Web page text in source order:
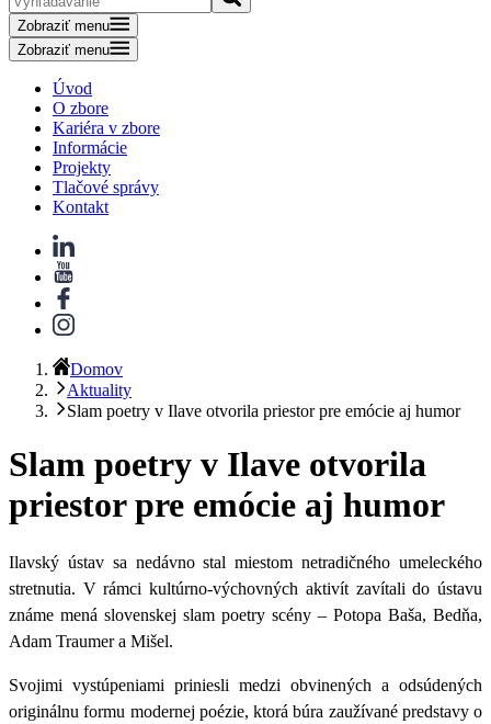
Zobraziť menu
Zobraziť menu
Úvod
O zbore
Kariéra v zbore
Informácie
Projekty
Tlačové správy
Kontakt
Domov
Aktuality
Slam poetry v Ilave otvorila priestor pre emócie aj humor
Slam poetry v Ilave otvorila
priestor pre emócie aj humor
Ilavský ústav sa nedávno stal miestom netradičného umeleckého
stretnutia. V rámci kultúrno-výchovných aktivít zavítali do ústavu
známe mená slovenskej slam poetry scény – Potopa Baša, Bedňa,
Adam Traumer a Mišel.
Svojimi vystúpeniami priniesli medzi obvinených a odsúdených
originálnu formu modernej poézie, ktorá búra zaužívané predstavy o